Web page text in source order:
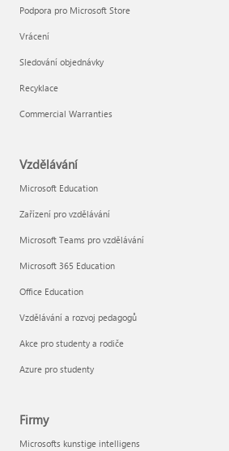
Podpora pro Microsoft Store
Vrácení
Sledování objednávky
Recyklace
Commercial Warranties
Vzdělávání
Microsoft Education
Zařízení pro vzdělávání
Microsoft Teams pro vzdělávání
Microsoft 365 Education
Office Education
Vzdělávání a rozvoj pedagogů
Akce pro studenty a rodiče
Azure pro studenty
Firmy
Microsofts kunstige intelligens